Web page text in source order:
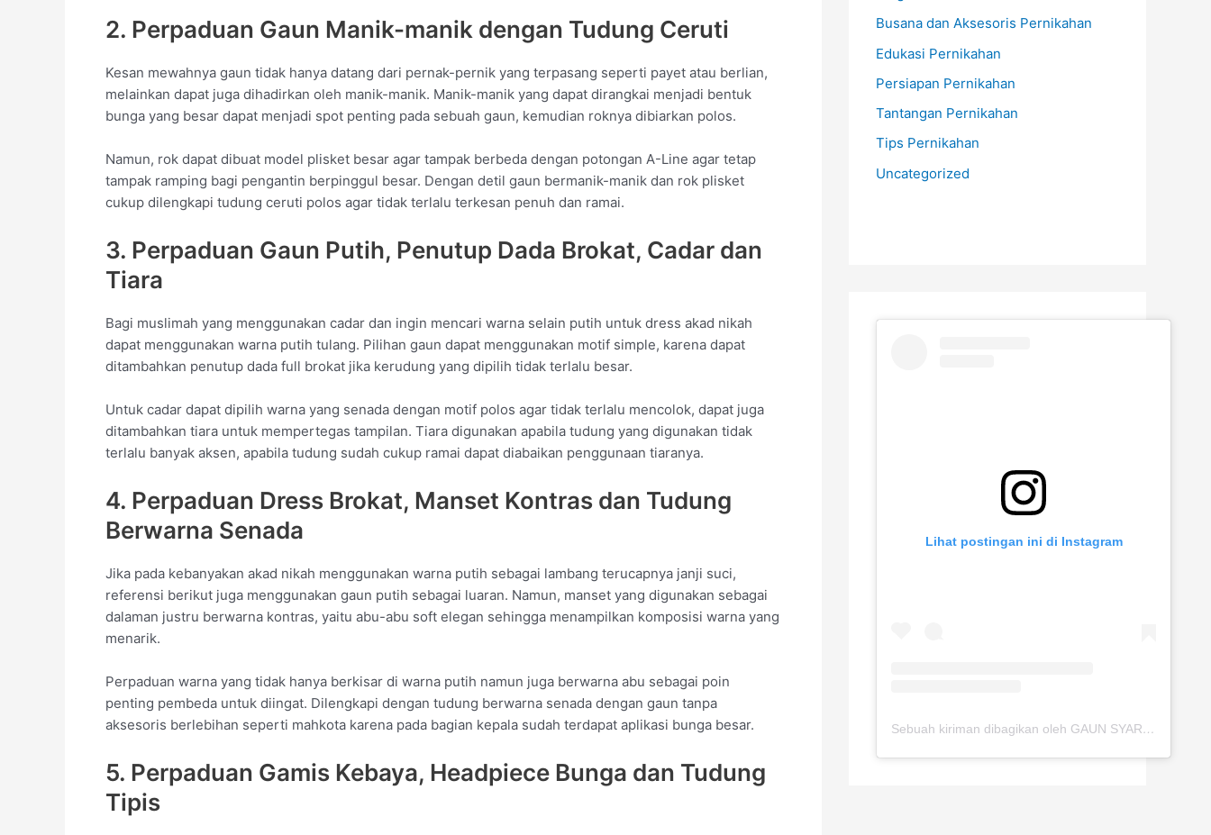
2. Perpaduan Gaun Manik-manik dengan Tudung Ceruti
Kesan mewahnya gaun tidak hanya datang dari pernak-pernik yang terpasang seperti payet atau berlian,
melainkan dapat juga dihadirkan oleh manik-manik. Manik-manik yang dapat dirangkai menjadi bentuk
bunga yang besar dapat menjadi spot penting pada sebuah gaun, kemudian roknya dibiarkan polos.
Namun, rok dapat dibuat model plisket besar agar tampak berbeda dengan potongan A-Line agar tetap
tampak ramping bagi pengantin berpinggul besar. Dengan detil gaun bermanik-manik dan rok plisket
cukup dilengkapi tudung ceruti polos agar tidak terlalu terkesan penuh dan ramai.
3. Perpaduan Gaun Putih, Penutup Dada Brokat, Cadar dan
Tiara
Bagi muslimah yang menggunakan cadar dan ingin mencari warna selain putih untuk dress akad nikah
dapat menggunakan warna putih tulang. Pilihan gaun dapat menggunakan motif simple, karena dapat
ditambahkan penutup dada full brokat jika kerudung yang dipilih tidak terlalu besar.
Untuk cadar dapat dipilih warna yang senada dengan motif polos agar tidak terlalu mencolok, dapat juga
ditambahkan tiara untuk mempertegas tampilan. Tiara digunakan apabila tudung yang digunakan tidak
terlalu banyak aksen, apabila tudung sudah cukup ramai dapat diabaikan penggunaan tiaranya.
4. Perpaduan Dress Brokat, Manset Kontras dan Tudung
Berwarna Senada
Jika pada kebanyakan akad nikah menggunakan warna putih sebagai lambang terucapnya janji suci,
referensi berikut juga menggunakan gaun putih sebagai luaran. Namun, manset yang digunakan sebagai
dalaman justru berwarna kontras, yaitu abu-abu soft elegan sehingga menampilkan komposisi warna yang
menarik.
Perpaduan warna yang tidak hanya berkisar di warna putih namun juga berwarna abu sebagai poin
penting pembeda untuk diingat. Dilengkapi dengan tudung berwarna senada dengan gaun tanpa
aksesoris berlebihan seperti mahkota karena pada bagian kepala sudah terdapat aplikasi bunga besar.
5. Perpaduan Gamis Kebaya, Headpiece Bunga dan Tudung
Tipis
Busana dan Aksesoris Pernikahan
Edukasi Pernikahan
Persiapan Pernikahan
Tantangan Pernikahan
Tips Pernikahan
Uncategorized
Lihat postingan ini di Instagram
Sebuah kiriman dibagikan oleh GAUN SYARI JOGJA (@gaunsyarijogja)